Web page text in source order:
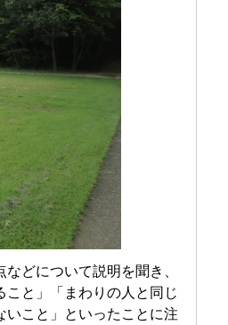
どについて説明を聞き、
と」「まわりの人と同じ
いこと」といったことに注